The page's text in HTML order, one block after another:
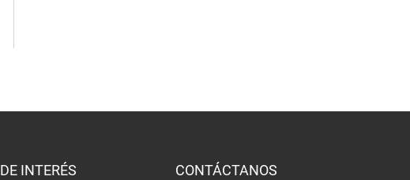
DE INTERÉS CONTÁCTANOS